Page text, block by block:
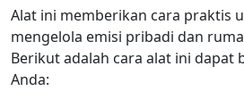
Alat ini memberikan cara praktis
mengelola emisi pribadi dan
Berikut adalah cara alat ini dapat
Anda: